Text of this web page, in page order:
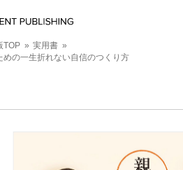
TOP» 実用書»
めの一生折れない自信のつくり方